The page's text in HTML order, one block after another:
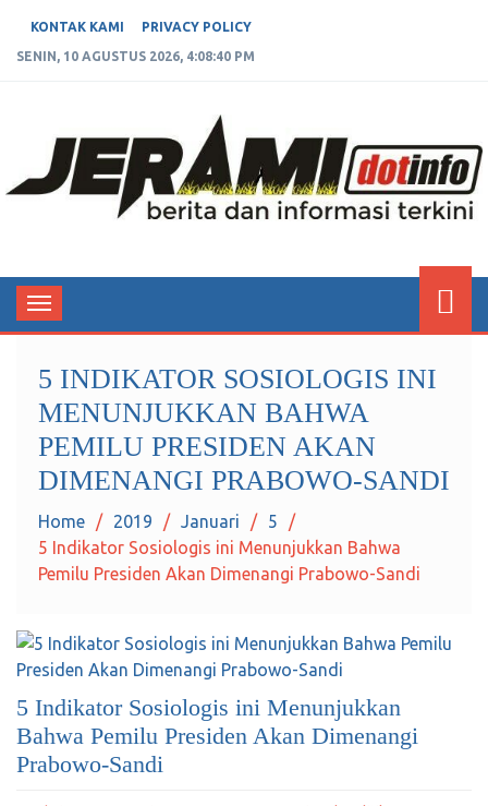
KONTAK KAMI PRIVACY POLICY
SENIN, 10 AGUSTUS 2026, 4:08:40 PM
JERAMIDOTINFO
Toggle
navigation
5 INDIKATOR SOSIOLOGIS INI
MENUNJUKKAN BAHWA
PEMILU PRESIDEN AKAN
DIMENANGI PRABOWO-SANDI
Home 2019 Januari
5
5 Indikator Sosiologis ini Menunjukkan Bahwa
Pemilu Presiden Akan Dimenangi Prabowo-Sandi
5 Indikator Sosiologis ini Menunjukkan
Bahwa Pemilu Presiden Akan Dimenangi
Prabowo-Sandi